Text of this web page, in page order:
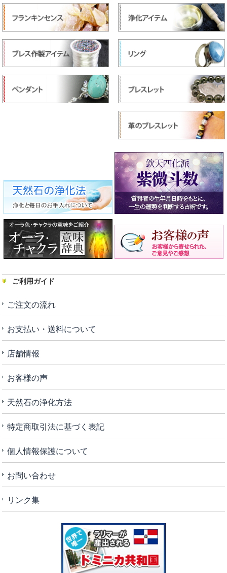
ご利用ガイド
ご注文の流れ
お支払い・送料について
店舗情報
お客様の声
天然石の浄化方法
特定商取引法に基づく表記
個人情報保護について
お問い合わせ
リンク集